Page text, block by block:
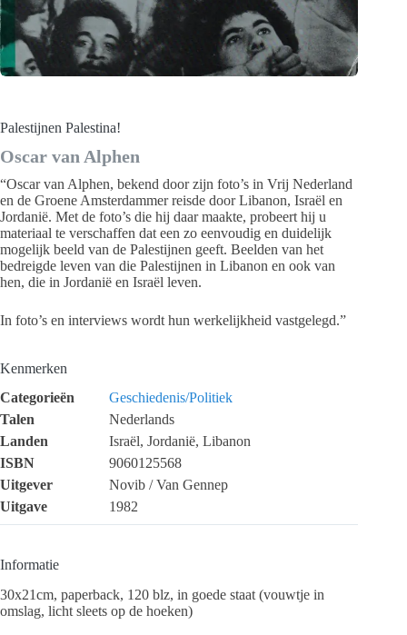
Palestijnen Palestina!
Oscar van Alphen
“Oscar van Alphen, bekend door zijn foto’s in Vrij Nederland
en de Groene Amsterdammer reisde door Libanon, Israël en
Jordanië. Met de foto’s die hij daar maakte, probeert hij u
materiaal te verschaffen dat een zo eenvoudig en duidelijk
mogelijk beeld van de Palestijnen geeft. Beelden van het
bedreigde leven van die Palestijnen in Libanon en ook van
hen, die in Jordanië en Israël leven.
In foto’s en interviews wordt hun werkelijkheid vastgelegd.”
Kenmerken
Categorieën
Geschiedenis/Politiek
Talen
Nederlands
Landen
Israël, Jordanië, Libanon
ISBN
9060125568
Uitgever
Novib / Van Gennep
Uitgave
1982
Informatie
30x21cm, paperback, 120 blz, in goede staat (vouwtje in
omslag, licht sleets op de hoeken)